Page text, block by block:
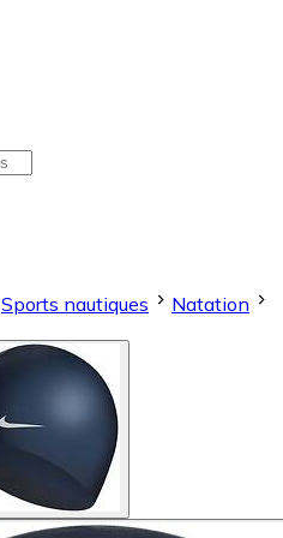
Sports nautiques
Natation